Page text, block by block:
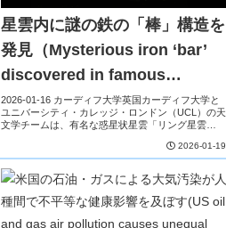
星雲内に謎の鉄の「棒」構造を
発見（Mysterious iron ‘bar’
discovered in famous
nebula）
2026-01-16 カーディフ大学英国カーディフ大学と
ユニバーシティ・カレッジ・ロンドン（UCL）の天
文学チームは、有名な惑星状星雲「リング星雲
2026-01-19